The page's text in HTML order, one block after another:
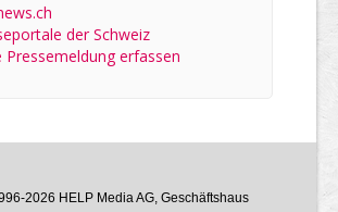
der Schweiz
Pressemeldung erfassen
2026 HELP Media AG, Geschäftshaus